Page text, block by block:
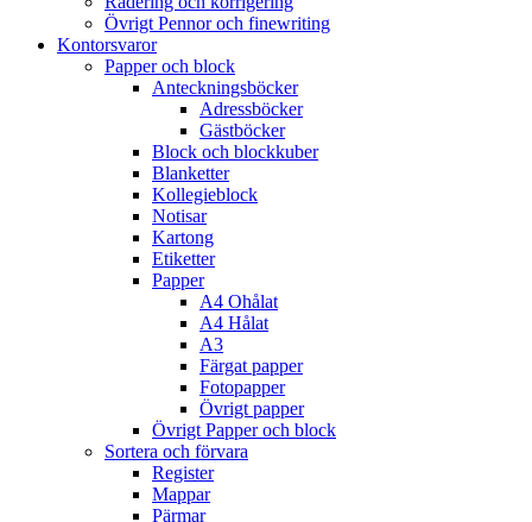
Övrigt Pennor och finewriting
Kontorsvaror
Papper och block
Anteckningsböcker
Adressböcker
Gästböcker
Block och blockkuber
Blanketter
Kollegieblock
Notisar
Kartong
Etiketter
Papper
A4 Ohålat
A4 Hålat
A3
Färgat papper
Fotopapper
Övrigt papper
Övrigt Papper och block
Sortera och förvara
Register
Mappar
Pärmar